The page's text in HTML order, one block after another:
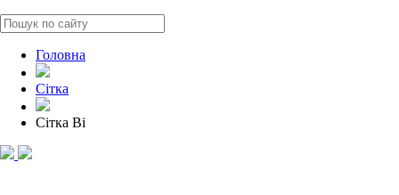
Головна
Сітка
Сітка Ві